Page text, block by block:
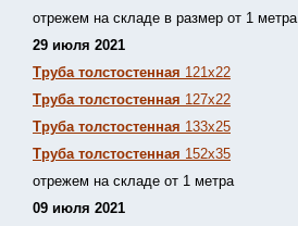
отрежем на складе в размер от 1 метра
29 июля 2021
Труба толстостенная 121х22
Труба толстостенная 127х22
Труба толстостенная 133х25
Труба толстостенная 152х35
отрежем на складе от 1 метра
09 июля 2021